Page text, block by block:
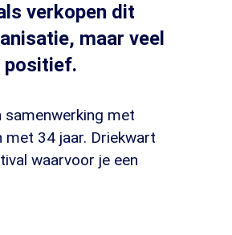
verkopen dit
maar veel
positief.
samenwerking met
met 34 jaar. Driekwart
waarvoor je een